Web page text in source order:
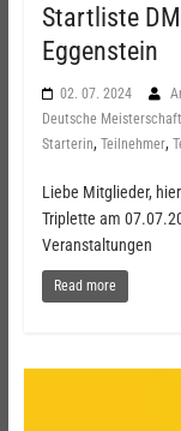
Startliste
Eggenstein
02. 07. 2024
Deutsche Meisterschaft
Starterin, Teilnehmer,
Liebe Mitglieder,
Triplette am
Veranstaltungen
Read more